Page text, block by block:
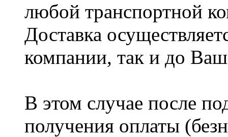
любой транспортной
Доставка
компании, так и до
В этом случае после
получения оплаты